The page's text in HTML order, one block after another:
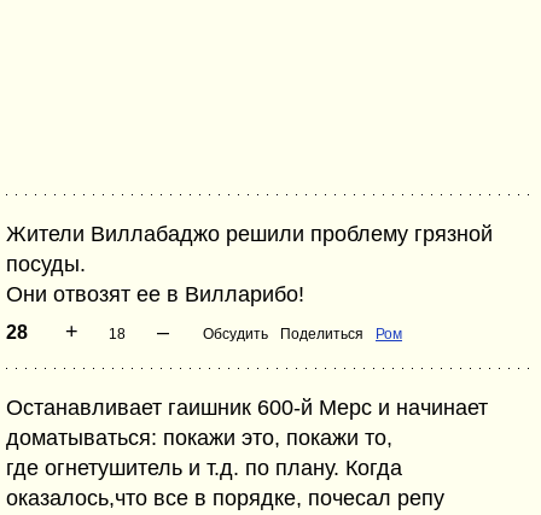
Жители Виллабаджо решили проблему грязной
посуды.
Они отвозят ее в Вилларибо!
28 + 18 – Обсудить Поделиться Ром
Останавливает гаишник 600-й Мерс и начинает
доматываться: покажи это, покажи то,
где огнетушитель и т.д. по плану. Когда
оказалось,что все в порядке, почесал репу